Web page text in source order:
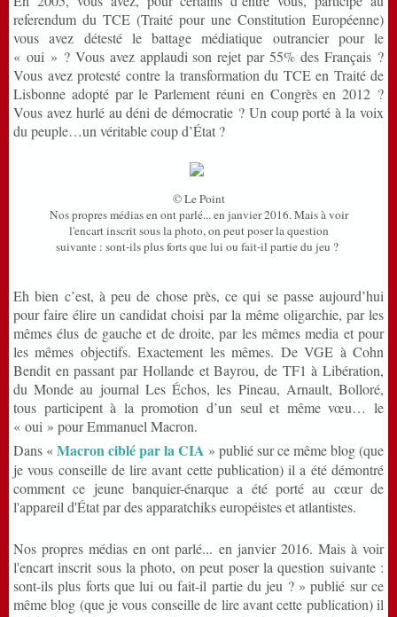
referendum du TCE (Traité pour une Constitution Européenne)
vous avez détesté le battage médiatique outrancier pour le
« oui » ? Vous avez applaudi son rejet par 55% des Français ?
Vous avez protesté contre la transformation du TCE en Traité de
Lisbonne adopté par le Parlement réuni en Congrès en 2012 ?
Vous avez hurlé au déni de démocratie ? Un coup porté à la voix
du peuple…un véritable coup d’État ?
© Le Point
Nos propres médias en ont parlé... en janvier 2016. Mais à voir
l'encart inscrit sous la photo, on peut poser la question
suivante : sont-ils plus forts que lui ou fait-il partie du jeu ?
Eh bien c’est, à peu de chose près, ce qui se passe aujourd’hui
pour faire élire un candidat choisi par la même oligarchie, par les
mêmes élus de gauche et de droite, par les mêmes media et pour
les mêmes objectifs. Exactement les mêmes. De VGE à Cohn
Bendit en passant par Hollande et Bayrou, de TF1 à Libération,
du Monde au journal Les Échos, les Pineau, Arnault, Bolloré,
tous participent à la promotion d’un seul et même vœu… le
« oui » pour Emmanuel Macron.
Dans «Macron ciblé par la CIA » publié sur ce même blog (que
je vous conseille de lire avant cette publication) il a été démontré
comment ce jeune banquier-énarque a été porté au cœur de
l'appareil d'État par des apparatchiks européistes et atlantistes.
Nos propres médias en ont parlé... en janvier 2016. Mais à voir
l'encart inscrit sous la photo, on peut poser la question suivante :
sont-ils plus forts que lui ou fait-il partie du jeu ?» publié sur ce
même blog (que je vous conseille de lire avant cette publication) il